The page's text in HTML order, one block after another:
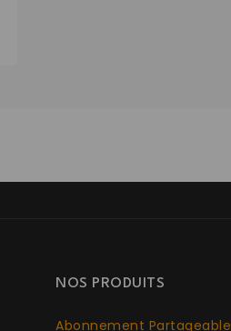
NOS PRODUITS
Abonnement Partageable